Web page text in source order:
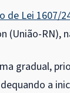
de Lei 1607/
(União-RN),
gradual,
a